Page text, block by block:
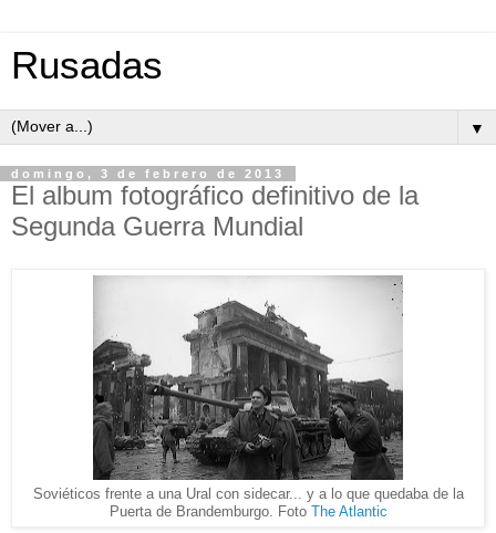
Rusadas
▼
domingo, 3 de febrero de 2013
El album fotográfico definitivo de la
Segunda Guerra Mundial
Soviéticos frente a una Ural con sidecar... y a lo que quedaba de la
Puerta de Brandemburgo. Foto The Atlantic